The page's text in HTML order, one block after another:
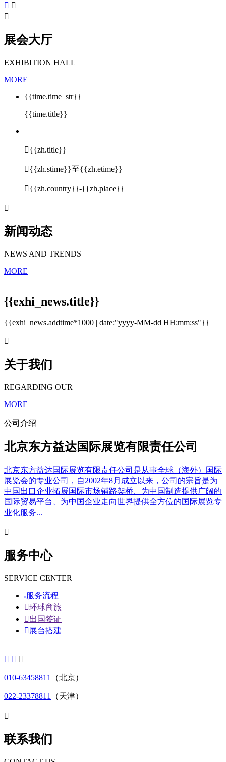
 

展会大厅
EXHIBITION HALL
MORE
{{time.time_str}}
{{time.title}}
{{zh.title}}
{{zh.stime}}至{{zh.etime}}
{{zh.country}}-{{zh.place}}

新闻动态
NEWS AND TRENDS
MORE
{{exhi_news.title}}
{{exhi_news.addtime*1000 | date:"yyyy-MM-dd HH:mm:ss"}}

关于我们
REGARDING OUR
MORE
公司介绍
北京东方益达国际展览有限责任公司
北京东方益达国际展览有限责任公司是从事全球（海外）国际
展览会的专业公司，自2002年8月成立以来，公司的宗旨是为
中国出口企业拓展国际市场铺路架桥、为中国制造提供广阔的
国际贸易平台、为中国企业走向世界提供全方位的国际展览专
业化服务...

服务中心
SERVICE CENTER
 服务流程
环球商旅
出国签证
 展台搭建
  
010-63458811 （北京）
022-23378811 （天津）

联系我们